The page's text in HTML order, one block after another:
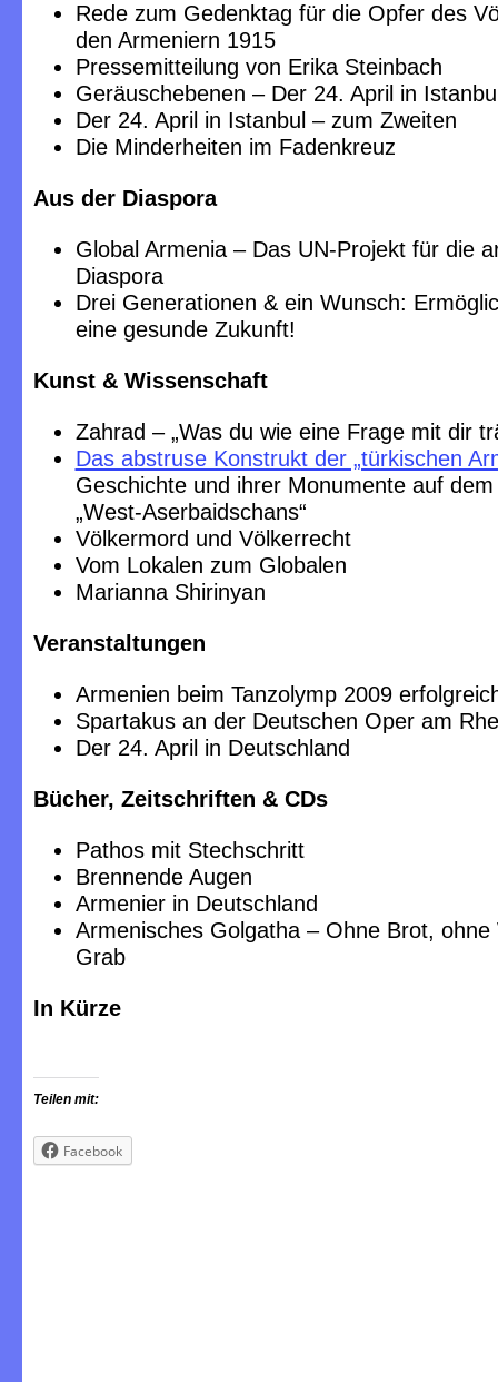
Rede zum Gedenktag für die Opfer des
den Armeniern 1915
Pressemitteilung von Erika Steinbach
Geräuschebenen – Der 24. April in
Der 24. April in Istanbul – zum Zweiten
Die Minderheiten im Fadenkreuz
Aus der Diaspora
Global Armenia – Das UN-Projekt für die
Diaspora
Drei Generationen & ein Wunsch:
eine gesunde Zukunft!
Kunst & Wissenschaft
Zahrad – „Was du wie eine Frage mit dir
Das abstruse Konstrukt der „türkischen
Geschichte und ihrer Monumente auf
„West-Aserbaidschans“
Völkermord und Völkerrecht
Vom Lokalen zum Globalen
Marianna Shirinyan
Veranstaltungen
Armenien beim Tanzolymp 2009
Spartakus an der Deutschen Oper am
Der 24. April in Deutschland
Bücher, Zeitschriften & CDs
Pathos mit Stechschritt
Brennende Augen
Armenier in Deutschland
Armenisches Golgatha – Ohne Brot, ohne
Grab
In Kürze
Teilen mit:
Facebook